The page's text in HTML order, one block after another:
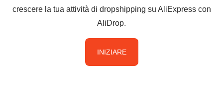
crescere la tua attività di dropshipping su AliExpress con
AliDrop.
INIZIARE